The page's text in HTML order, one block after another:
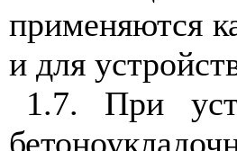
применяются
и для
1.7. При